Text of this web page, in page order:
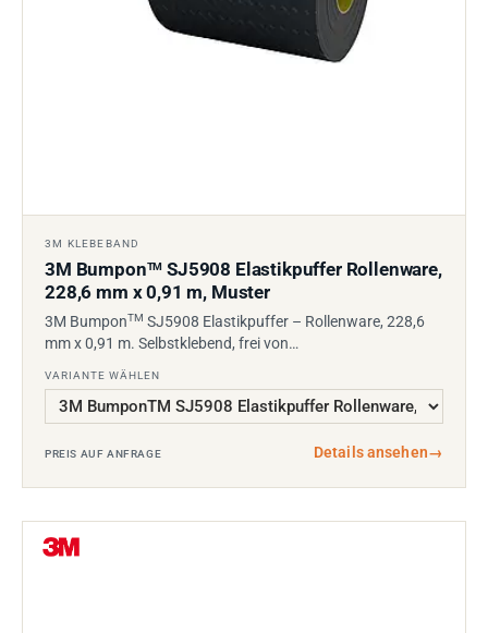
3M KLEBEBAND
3M BumponTM SJ5908 Elastikpuffer Rollenware,
228,6 mm x 0,91 m, Muster
3M BumponTM SJ5908 Elastikpuffer – Rollenware, 228,6
mm x 0,91 m. Selbstklebend, frei von…
VARIANTE WÄHLEN
PREIS AUF ANFRAGE Details ansehen→